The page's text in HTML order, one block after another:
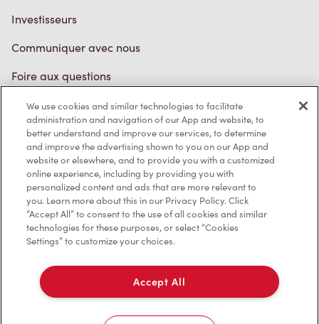
Investisseurs
Communiquer avec nous
Foire aux questions
Politique de confidentialité
Conditions de service
Marques de commerce
Accessibilité
Diagnostic
Contactez-nous
We use cookies and similar technologies to facilitate
administration and navigation of our App and website, to
better understand and improve our services, to determine
and improve the advertising shown to you on our App and
website or elsewhere, and to provide you with a customized
online experience, including by providing you with
personalized content and ads that are more relevant to
you. Learn more about this in our Privacy Policy. Click
“Accept All” to consent to the use of all cookies and similar
technologies for these purposes, or select “Cookies
Settings” to customize your choices.
Accept All